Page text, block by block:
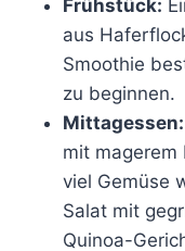
Frühstück:
aus
Smoothie
zu beginnen.
Mittagessen:
mit magerem
viel Gemüse
Salat mit
Quinoa-